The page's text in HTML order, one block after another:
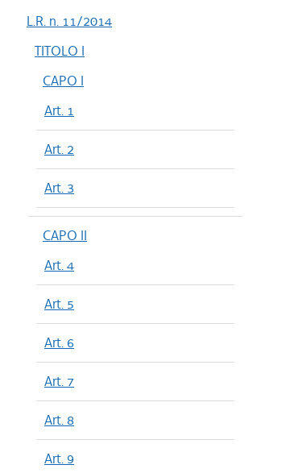
L.R. n. 11/2014
TITOLO I
CAPO I
Art. 1
Art. 2
Art. 3
CAPO II
Art. 4
Art. 5
Art. 6
Art. 7
Art. 8
Art. 9